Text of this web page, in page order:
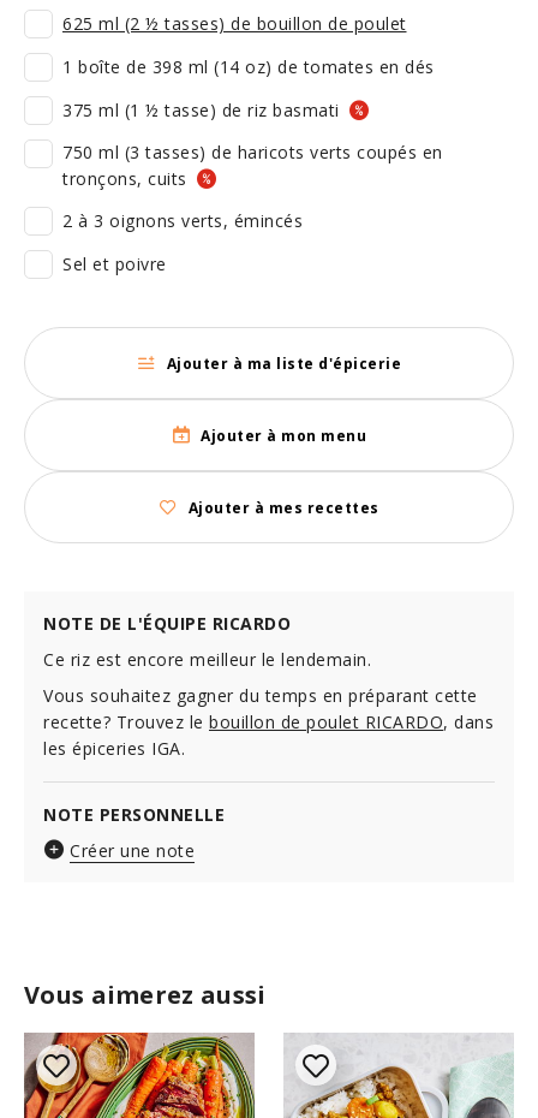
Vous aimerez aussi
625 ml (2 ½ tasses) de bouillon de poulet
1 boîte de 398 ml (14 oz) de tomates en dés
375 ml (1 ½ tasse) de riz basmati
750 ml (3 tasses) de haricots verts coupés en
tronçons, cuits
2 à 3 oignons verts, émincés
Sel et poivre
Ajouter à ma liste d'épicerie
Ajouter à mon menu
Ajouter à mes recettes
NOTE DE L'ÉQUIPE RICARDO
Ce riz est encore meilleur le lendemain.
Vous souhaitez gagner du temps en préparant cette
recette? Trouvez le bouillon de poulet RICARDO, dans
les épiceries IGA.
NOTE PERSONNELLE
Créer une note